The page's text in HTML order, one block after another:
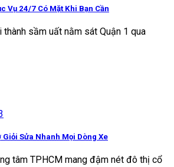
Vụ 24/7 Có Mặt Khi Bạn Cần
thành sầm uất nằm sát Quận 1 qua
Giỏi Sửa Nhanh Mọi Dòng Xe
tâm TPHCM mang đậm nét đô thị cổ